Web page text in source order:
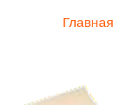
Главная